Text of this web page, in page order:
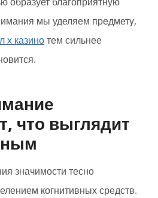
мы уделяем предмету,
х казинотем сильнее
что выглядит
значимости тесно
когнитивных средств.